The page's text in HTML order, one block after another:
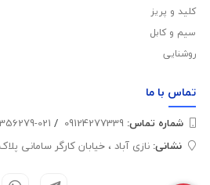
کلید و پریز
سیم و کابل
روشنایی
تماس با ما
شماره تماس‌: /
021-55356279
نشانی: نازی آباد ، خیابان کارگر سامانی پلاک 32